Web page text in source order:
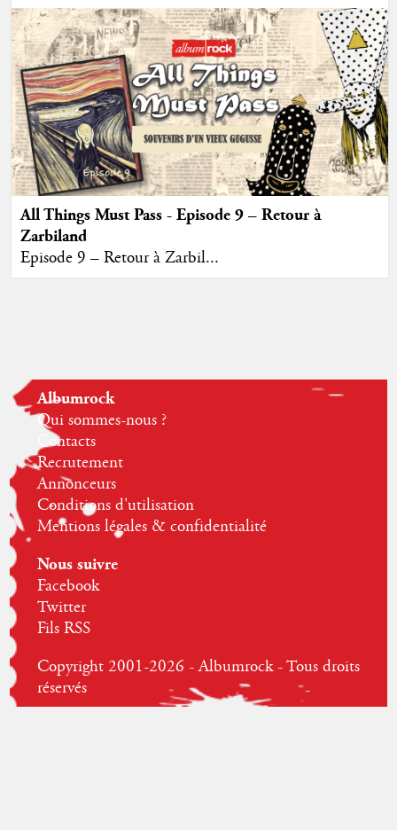
All Things Must Pass - Episode 9 – Retour à
Zarbiland
Episode 9 – Retour à Zarbil...
Albumrock
Qui sommes-nous ?
Contacts
Recrutement
Annonceurs
Conditions d'utilisation
Mentions légales & confidentialité
Nous suivre
Facebook
Twitter
Fils RSS
Copyright 2001-2026 - Albumrock - Tous droits
réservés